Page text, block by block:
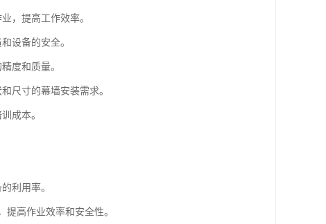
，提高工作效率。
设备的安全。
度和质量。
尺寸的幕墙安装需求。
成本。
利用率。
高作业效率和安全性。